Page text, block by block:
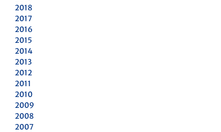
2018
2017
2016
2015
2014
2013
2012
2011
2010
2009
2008
2007